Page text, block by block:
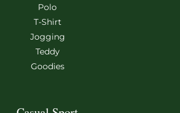
Polo
T-Shirt
Jogging
Teddy
Goodies